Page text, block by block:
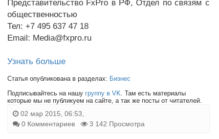
Представительство FxPro в РФ, Отдел по связям с
общественностью
Тел: +7 495 637 47 18
Email: Media@fxpro.ru
Узнать больше
Статья опубликована в разделах: Бизнес
Подписывайтесь на нашу группу в VK. Там есть материалы
которые мы не публикуем на сайте, а так же посты от читателей.
02 мар 2015, 06:53,
0 Комментариев
3 142 Просмотра